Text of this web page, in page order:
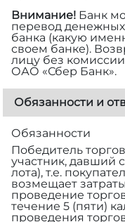
Внимание! Банк
перевод денежных
банка (какую
своем банке).
лицу без
ОАО «Сбер Банк».
Обязанности и
Обязанности
Победитель
участник, давший
лота), т.е.
возмещает
проведение
течение 5 (пяти)
проведения